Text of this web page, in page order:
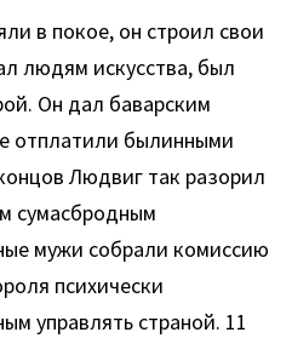
в покое, он строил свои
людям искусства, был
Он дал баварским
отплатили былинными
Людвиг так разорил
сумасбродным
мужи собрали комиссию
психически
управлять страной. 11